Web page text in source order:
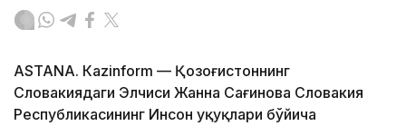
ASTANА. Кazinform — Қозоғистоннинг
Словакиядаги Элчиси Жанна Сағинова Словакия
Республикасининг Инсон ҳуқуқлари бўйича